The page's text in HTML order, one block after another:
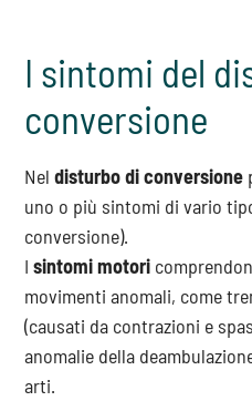
I sintomi del
conversione
Neldisturbo di conversione
uno o più sintomi di vario
conversione).
Isintomi motori
movimenti anomali, come
(causati da contrazioni e
anomalie della
arti.